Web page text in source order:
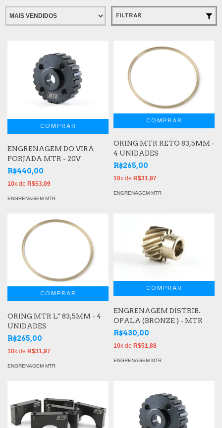
FILTRAR
ENGRENAGEM DO VIRA
FORJADA MTR - 20V
R$440,00
10x de R$53,09
ENGRENAGEM MTR
ORING MTR RETO 83,5MM -
4 UNIDADES
R$265,00
10x de R$31,97
ENGRENAGEM MTR
ORING MTR L" 83,5MM - 4
UNIDADES
R$265,00
10x de R$31,97
ENGRENAGEM MTR
ENGRENAGEM DISTRIB.
OPALA (BRONZE ) - MTR
R$430,00
10x de R$51,88
ENGRENAGEM MTR